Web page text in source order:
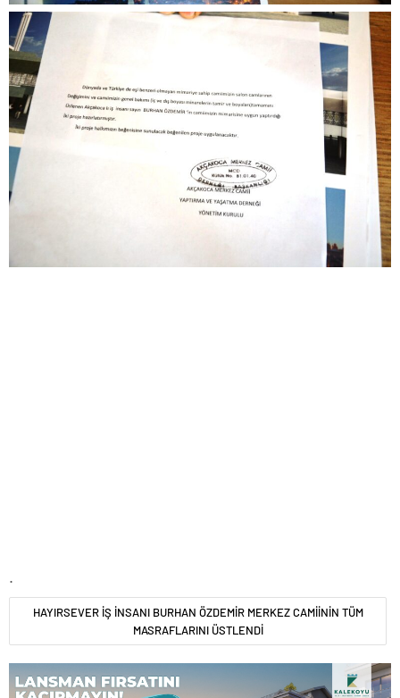
.
HAYIRSEVER İŞ İNSANI BURHAN ÖZDEMİR MERKEZ CAMİİNİN TÜM
MASRAFLARINI ÜSTLENDİ